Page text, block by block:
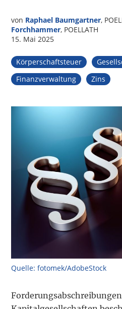
von Raphael Baumgartner,
Forchhammer, POELLATH
15. Mai 2025
Körperschaftsteuer
Finanzverwaltung
Zins
Quelle: fotomek/AdobeStock